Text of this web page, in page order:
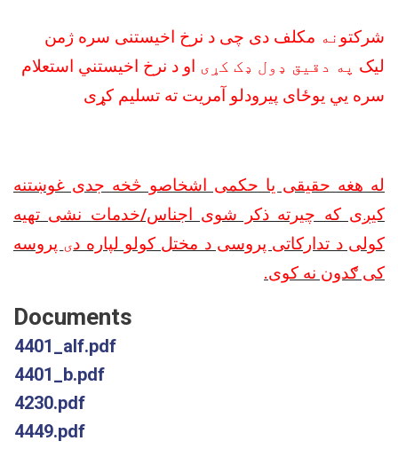
شرکتو نه مکلف دی چی د نرخ اخیستنی سره ژمن
لیک په دقیق ډول ډک کړی او د نرخ اخیستني استعلام
سره يي یوځای پیرودلو آمریت ته تسلیم کړی
له هغه حقیقی یا حکمی اشخاصو څخه جدی غوښتنه
کیږی که چیرته ذکر شوی اجناس/خدمات نشی تهیه
کولی د تدارکاتی پروسی د مختل کولو لپاره دی پروسه
کی ګدون نه کوی.
Documents
4401_alf.pdf
4401_b.pdf
4230.pdf
4449.pdf